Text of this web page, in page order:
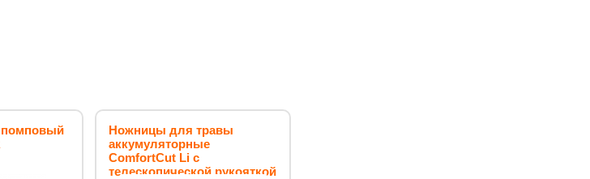
Ножницы для травы
аккумуляторные
ComfortCut Li с
телескопической рукояткой